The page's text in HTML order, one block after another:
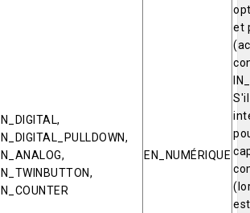
IN_DIGITAL,
IN_DIGITAL_PULLDOWN,
IN_ANALOG,
IN_TWINBUTTON,
IN_COUNTER
EN_NUMÉRIQUE
et